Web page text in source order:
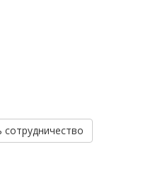
сотрудничество